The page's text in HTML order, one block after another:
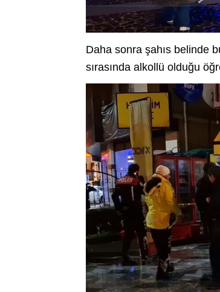
Daha sonra şahıs belinde
sırasında alkollü olduğu